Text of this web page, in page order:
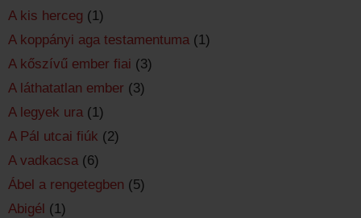
A kis herceg (1)
A koppányi aga testamentuma (1)
A kőszívű ember fiai (3)
A láthatatlan ember (3)
A legyek ura (1)
A Pál utcai fiúk (2)
A vadkacsa (6)
Ábel a rengetegben (5)
Abigél (1)